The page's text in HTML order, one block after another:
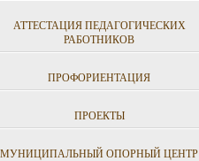
АТТЕСТАЦИЯ ПЕДАГОГИЧЕСКИХ
РАБОТНИКОВ
ПРОФОРИЕНТАЦИЯ
ПРОЕКТЫ
МУНИЦИПАЛЬНЫЙ ОПОРНЫЙ ЦЕНТР